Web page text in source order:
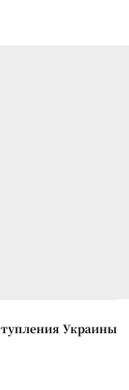
Украины